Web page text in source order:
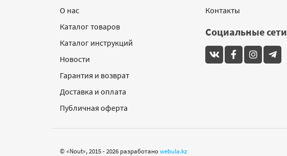
О нас
Каталог товаров
Каталог инструкций
Новости
Гарантия и возврат
Доставка и оплата
Публичная оферта
Контакты
Социальные сети
© «Nout», 2015 - 2026 разработаноwebula.kz